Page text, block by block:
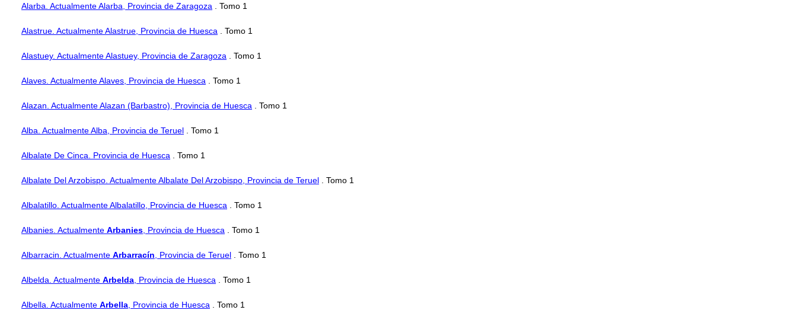
Alarba. Actualmente Alarba, Provincia de Zaragoza . Tomo 1
Alastrue. Actualmente Alastrue, Provincia de Huesca . Tomo 1
Alastuey. Actualmente Alastuey, Provincia de Zaragoza . Tomo 1
Alaves. Actualmente Alaves, Provincia de Huesca . Tomo 1
Alazan. Actualmente Alazan (Barbastro), Provincia de Huesca . Tomo 1
Alba. Actualmente Alba, Provincia de Teruel . Tomo 1
Albalate De Cinca. Provincia de Huesca . Tomo 1
Albalate Del Arzobispo. Actualmente Albalate Del Arzobispo, Provincia de Teruel . Tomo 1
Albalatillo. Actualmente Albalatillo, Provincia de Huesca . Tomo 1
Albanies. Actualmente Arbanies , Provincia de Huesca . Tomo 1
Albarracin. Actualmente Arbarracín , Provincia de Teruel . Tomo 1
Albelda. Actualmente Arbelda , Provincia de Huesca . Tomo 1
Albella. Actualmente Arbella , Provincia de Huesca . Tomo 1